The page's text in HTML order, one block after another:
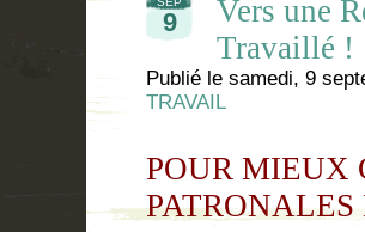
9
Vers une
Travaillé !
Publié le samedi, 9
TRAVAIL
POUR MIEUX
PATRONALES